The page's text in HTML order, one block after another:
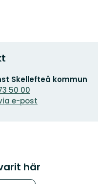
Skellefteå kommun
50 00
e-post
här